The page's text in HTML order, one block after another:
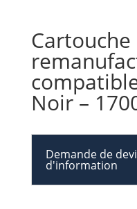
Cartouche
Noir –
Demande de
d'information